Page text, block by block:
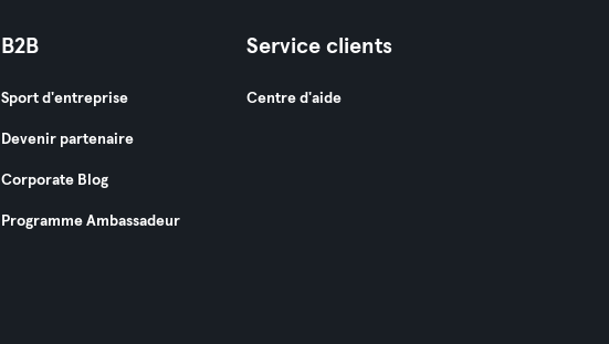
B2B
Sport d'entreprise
Devenir partenaire
Corporate Blog
Programme Ambassadeur
Service clients
Centre d'aide